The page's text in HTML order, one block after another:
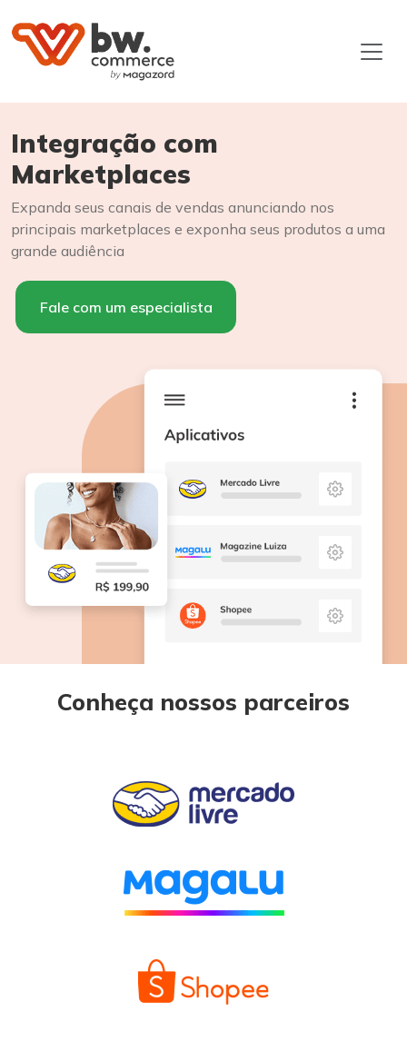
Integração com
Marketplaces
Expanda seus canais de vendas anunciando nos
principais marketplaces e exponha seus produtos a uma
grande audiência
Fale com um especialista
Conheça nossos parceiros